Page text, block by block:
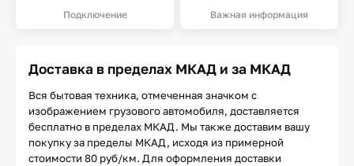
Подключение Важная информация
Доставка в пределах МКАД и за МКАД
Вся бытовая техника, отмеченная значком с
изображением грузового автомобиля, доставляется
бесплатно в пределах МКАД. Мы также доставим вашу
покупку за пределы МКАД, исходя из примерной
стоимости 80 руб/км. Для оформления доставки